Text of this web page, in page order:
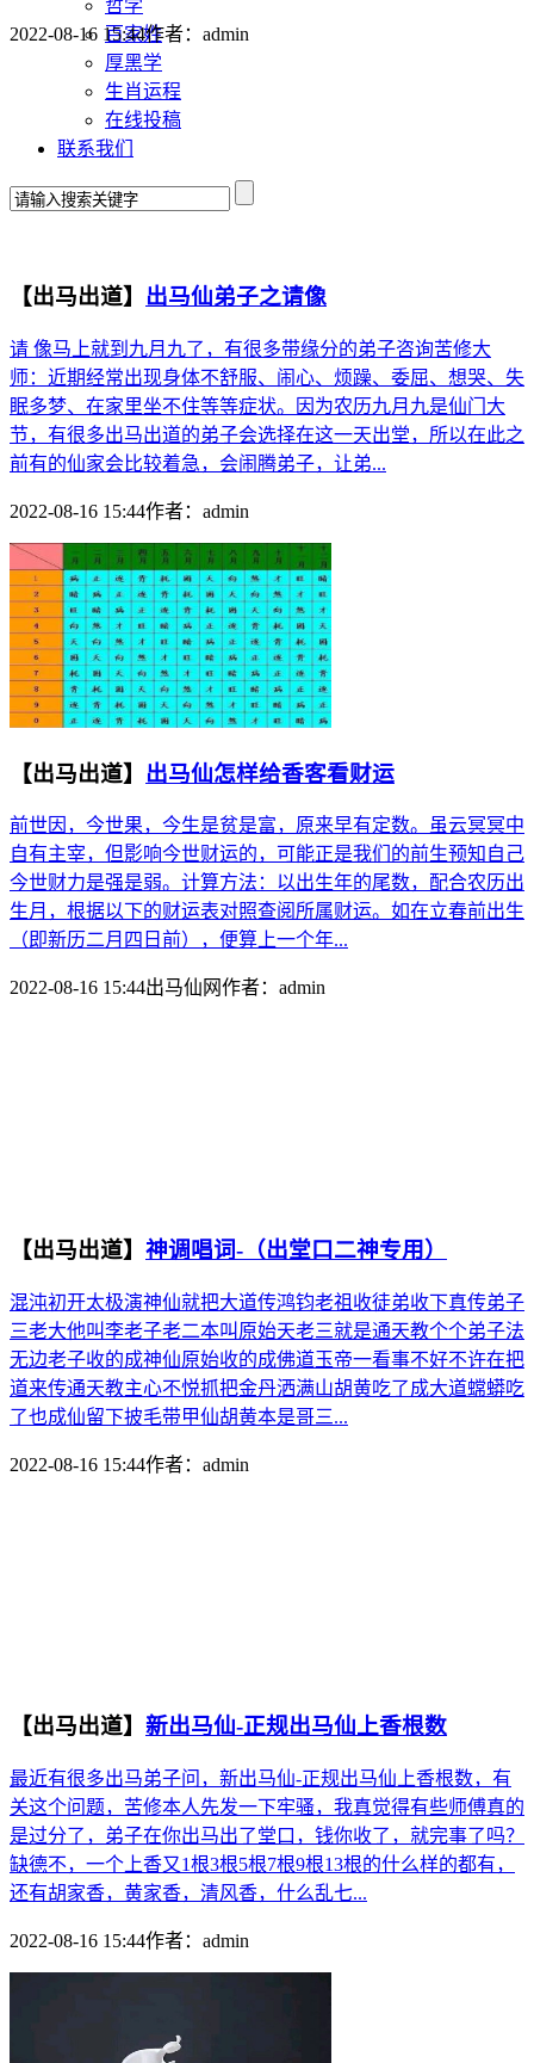
哲学
百家姓
厚黑学
生肖运程
在线投稿
联系我们
2022-08-16 15:44作者： admin
【出马出道】 出马仙弟子之请像
请 像马上就到九月九了，有很多带缘分的弟子咨询苦修大
师：近期经常出现身体不舒服、闹心、烦躁、委屈、想哭、失
眠多梦、在家里坐不住等等症状。因为农历九月九是仙门大
节，有很多出马出道的弟子会选择在这一天出堂，所以在此之
前有的仙家会比较着急，会闹腾弟子，让弟...
2022-08-16 15:44作者： admin
【出马出道】 出马仙怎样给香客看财运
前世因，今世果，今生是贫是富，原来早有定数。虽云冥冥中
自有主宰，但影响今世财运的，可能正是我们的前生预知自己
今世财力是强是弱。计算方法：以出生年的尾数，配合农历出
生月，根据以下的财运表对照查阅所属财运。如在立春前出生
（即新历二月四日前），便算上一个年...
2022-08-16 15:44出马仙网作者： admin
【出马出道】 神调唱词-（出堂口二神专用）
混沌初开太极演神仙就把大道传鸿钧老祖收徒弟收下真传弟子
三老大他叫李老子老二本叫原始天老三就是通天教个个弟子法
无边老子收的成神仙原始收的成佛道玉帝一看事不好不许在把
道来传通天教主心不悦抓把金丹洒满山胡黄吃了成大道蟐蟒吃
了也成仙留下披毛带甲仙胡黄本是哥三...
2022-08-16 15:44作者： admin
【出马出道】 新出马仙-正规出马仙上香根数
最近有很多出马弟子问，新出马仙-正规出马仙上香根数，有
关这个问题，苦修本人先发一下牢骚，我真觉得有些师傅真的
是过分了，弟子在你出马出了堂口，钱你收了，就完事了吗？
缺德不，一个上香又1根3根5根7根9根13根的什么样的都有，
还有胡家香，黄家香，清风香，什么乱七...
2022-08-16 15:44作者： admin